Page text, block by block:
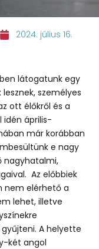
2024. július 16.
látogatunk egy
személyes
ott élőkről és a
idén április-
már korábban
e nagy
nagyhatalmi,
Az előbbiek
nem elérhető a
lehet, illetve
A helyette
két angol